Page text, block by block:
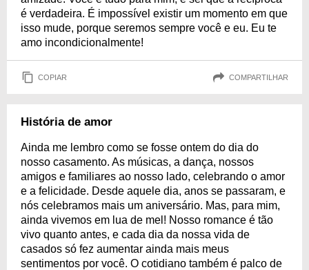
é verdadeira. É impossível existir um momento em que
isso mude, porque seremos sempre você e eu. Eu te
amo incondicionalmente!
COPIAR COMPARTILHAR
História de amor
Ainda me lembro como se fosse ontem do dia do
nosso casamento. As músicas, a dança, nossos
amigos e familiares ao nosso lado, celebrando o amor
e a felicidade. Desde aquele dia, anos se passaram, e
nós celebramos mais um aniversário. Mas, para mim,
ainda vivemos em lua de mel! Nosso romance é tão
vivo quanto antes, e cada dia da nossa vida de
casados só fez aumentar ainda mais meus
sentimentos por você. O cotidiano também é palco de